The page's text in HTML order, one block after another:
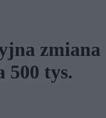
zmiana
500 tys.